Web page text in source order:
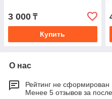
3 000 ₸
Купить
О нас
Рейтинг не сформирован
Менее 5 отзывов за